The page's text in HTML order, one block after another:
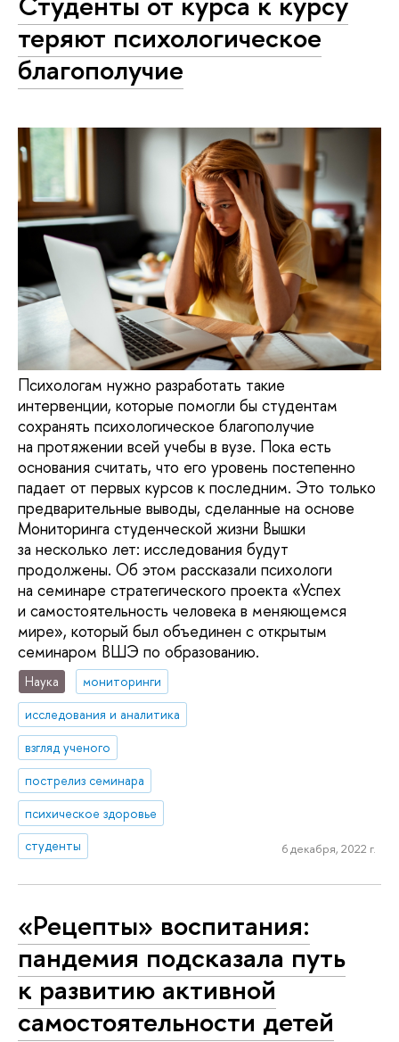
теряют психологическое
благополучие
Психологам нужно разработать такие
интервенции, которые помогли бы студентам
сохранять психологическое благополучие
на протяжении всей учебы в вузе. Пока есть
основания считать, что его уровень постепенно
падает от первых курсов к последним. Это только
предварительные выводы, сделанные на основе
Мониторинга студенческой жизни Вышки
за несколько лет: исследования будут
продолжены. Об этом рассказали психологи
на семинаре стратегического проекта «Успех
и самостоятельность человека в меняющемся
мире», который был объединен с открытым
семинаром ВШЭ по образованию.
Наука
мониторинги
исследования и аналитика
взгляд ученого
пострелиз семинара
психическое здоровье
студенты
6 декабря, 2022 г.
«Рецепты» воспитания:
пандемия подсказала путь
к развитию активной
самостоятельности детей